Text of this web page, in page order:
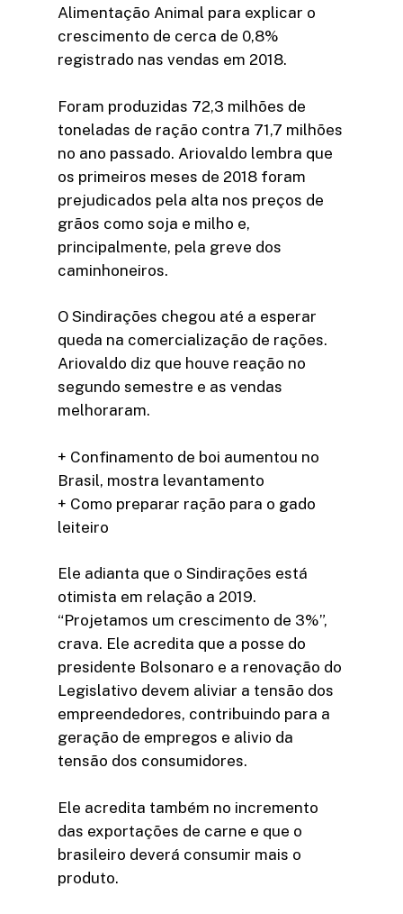
Alimentação Animal para explicar o
crescimento de cerca de 0,8%
registrado nas vendas em 2018.
Foram produzidas 72,3 milhões de
toneladas de ração contra 71,7 milhões
no ano passado. Ariovaldo lembra que
os primeiros meses de 2018 foram
prejudicados pela alta nos preços de
grãos como soja e milho e,
principalmente, pela greve dos
caminhoneiros.
O Sindirações chegou até a esperar
queda na comercialização de rações.
Ariovaldo diz que houve reação no
segundo semestre e as vendas
melhoraram.
+ Confinamento de boi aumentou no
Brasil, mostra levantamento
+ Como preparar ração para o gado
leiteiro
Ele adianta que o Sindirações está
otimista em relação a 2019.
“Projetamos um crescimento de 3%”,
crava. Ele acredita que a posse do
presidente Bolsonaro e a renovação do
Legislativo devem aliviar a tensão dos
empreendedores, contribuindo para a
geração de empregos e alivio da
tensão dos consumidores.
Ele acredita também no incremento
das exportações de carne e que o
brasileiro deverá consumir mais o
produto.